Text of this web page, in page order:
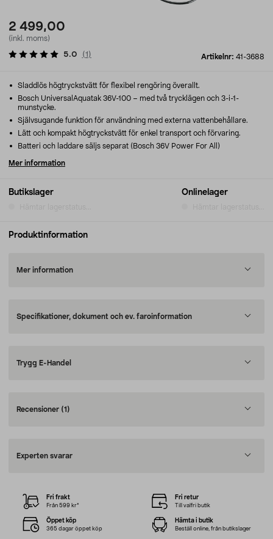
2 499,00
(inkl. moms)
Artikelnr: 41-3688
5.0 (1 )
Butikslager Onlinelager
Sladdlös högtryckstvätt för flexibel rengöring överallt.
Bosch UniversalAquatak 36V-100 – med två trycklägen och 3-i-1-
munstycke.
Självsugande funktion för användning med externa vattenbehållare.
Lätt och kompakt högtryckstvätt för enkel transport och förvaring.
Batteri och laddare säljs separat (Bosch 36V Power For All)
Mer information
Produktinformation
Mer information
Specifikationer, dokument och ev. faroinformation
Trygg E-Handel
Recensioner (1)
Experten svarar
Fri frakt
Från 599 kr*
Fri retur
Till valfri butik
Öppet köp
365 dagar öppet köp
Hämta i butik
Beställ online, från butikslager